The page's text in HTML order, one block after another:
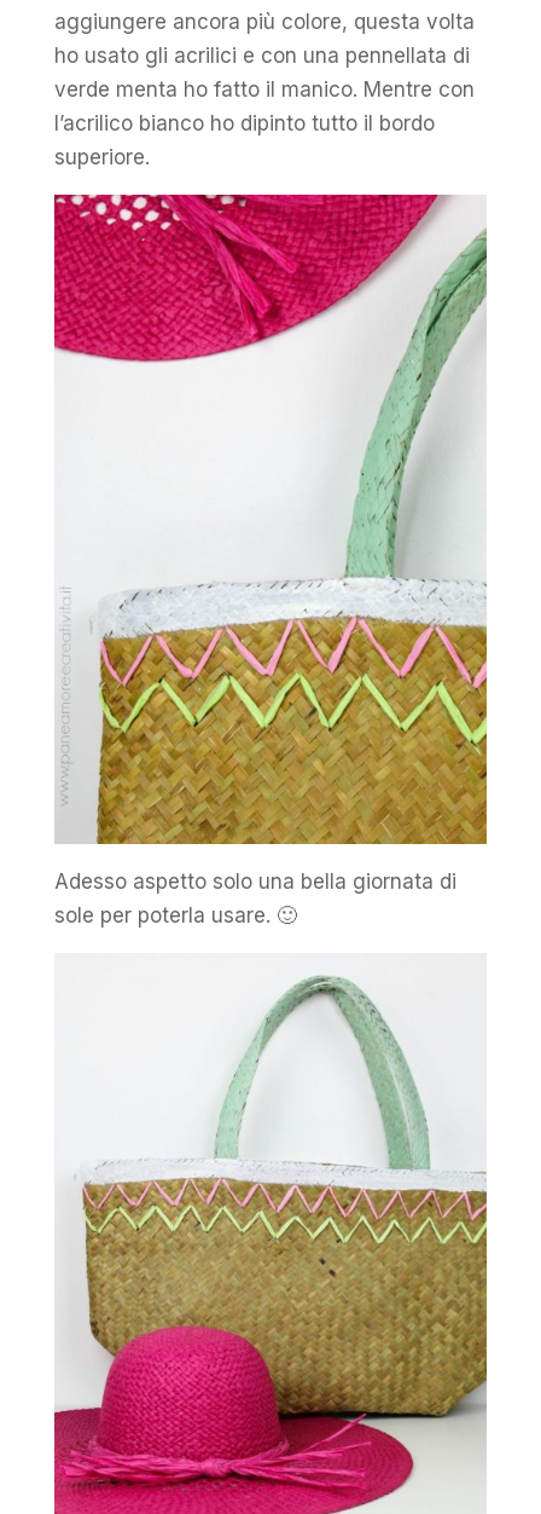
aggiungere ancora più colore, questa volta
ho usato gli acrilici e con una pennellata di
verde menta ho fatto il manico. Mentre con
l’acrilico bianco ho dipinto tutto il bordo
superiore.
Adesso aspetto solo una bella giornata di
sole per poterla usare. 🙂